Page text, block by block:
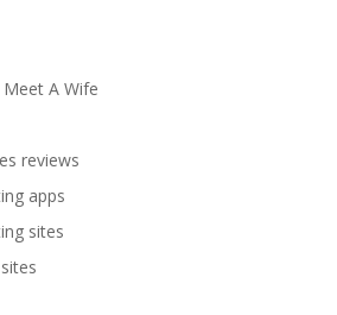
A Wife
reviews
apps
sites